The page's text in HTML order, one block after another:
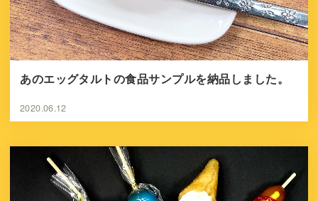
あのエッグタルトの食品サンプルを納品しました。
2020.06.12